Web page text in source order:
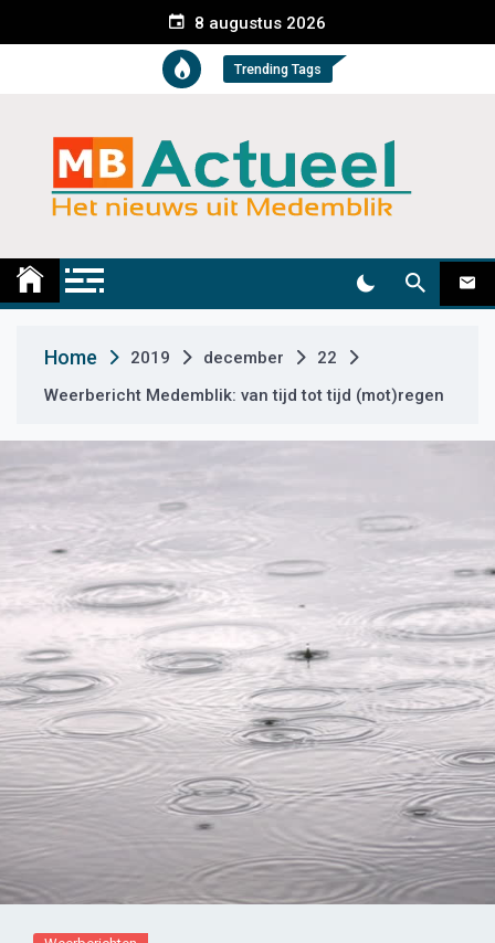
e
t
8 augustus 2026
Trending Tags
Medemblik Actueel
Home 2019 december
22
Weerbericht Medemblik: van tijd tot tijd (mot)regen